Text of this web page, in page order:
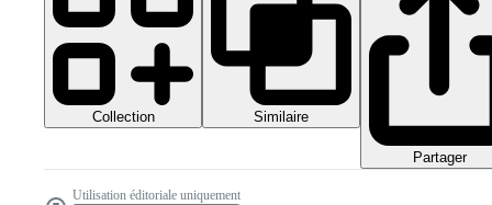
Collection Similaire
Partager
Utilisation éditoriale uniquement